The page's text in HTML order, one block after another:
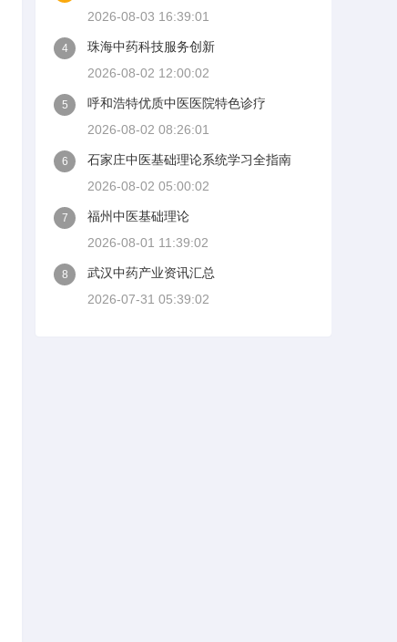
2026-08-03 16:39:01
4
珠海中药科技服务创新
2026-08-02 12:00:02
5
呼和浩特优质中医医院特色诊疗
2026-08-02 08:26:01
6
石家庄中医基础理论系统学习全指南
2026-08-02 05:00:02
7
福州中医基础理论
2026-08-01 11:39:02
8
武汉中药产业资讯汇总
2026-07-31 05:39:02